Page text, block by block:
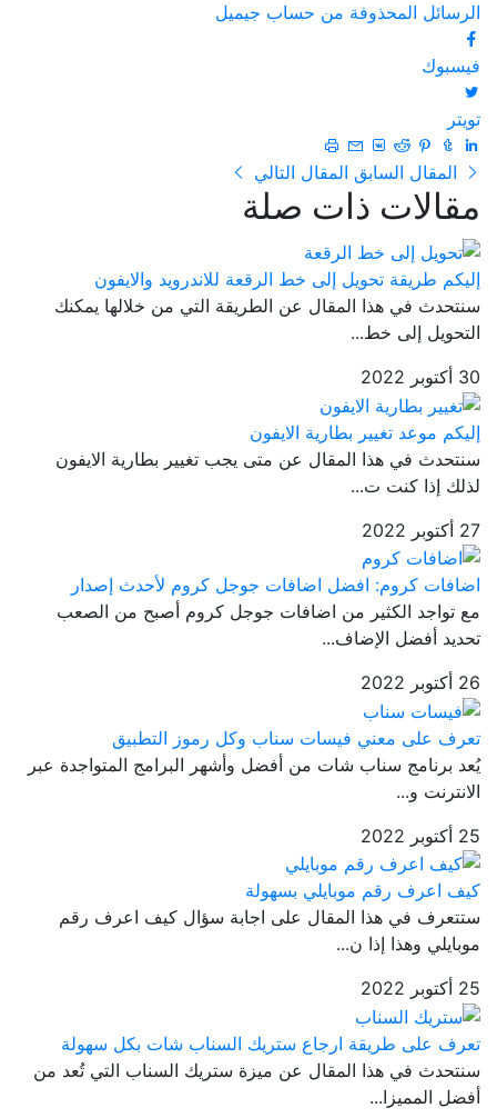
الرسائل المحذوفة من حساب جيميل
فيسبوك
تويتر
المقال السابق المقال التالي
مقالات ذات صلة
إليكم طريقة تحويل إلى خط الرقعة للاندرويد والايفون
سنتحدث في هذا المقال عن الطريقة التي من خلالها يمكنك
التحويل إلى خط...
30 أكتوبر 2022
إليكم موعد تغيير بطارية الايفون
سنتحدث في هذا المقال عن متى يجب تغيير بطارية الايفون
لذلك إذا كنت ت...
27 أكتوبر 2022
اضافات كروم: افضل اضافات جوجل كروم لأحدث إصدار
مع تواجد الكثير من اضافات جوجل كروم أصبح من الصعب
تحديد أفضل الإضاف...
26 أكتوبر 2022
تعرف على معني فيسات سناب وكل رموز التطبيق
يُعد برنامج سناب شات من أفضل وأشهر البرامج المتواجدة عبر
الانترنت و...
25 أكتوبر 2022
كيف اعرف رقم موبايلي بسهولة
ستتعرف في هذا المقال على اجابة سؤال كيف اعرف رقم
موبايلي وهذا إذا ن...
25 أكتوبر 2022
تعرف على طريقة ارجاع ستريك السناب شات بكل سهولة
سنتحدث في هذا المقال عن ميزة ستريك السناب التي تُعد من
أفضل المميزا...